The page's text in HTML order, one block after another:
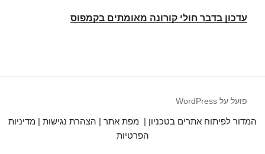
עדכון בדבר חולי קורונה מאומתים בקמפוס
פועל על WordPress
המדור לפיתוח אתרים בטכניון | מפת אתר | הצהרת נגישות | מדיניות
הפרטיות